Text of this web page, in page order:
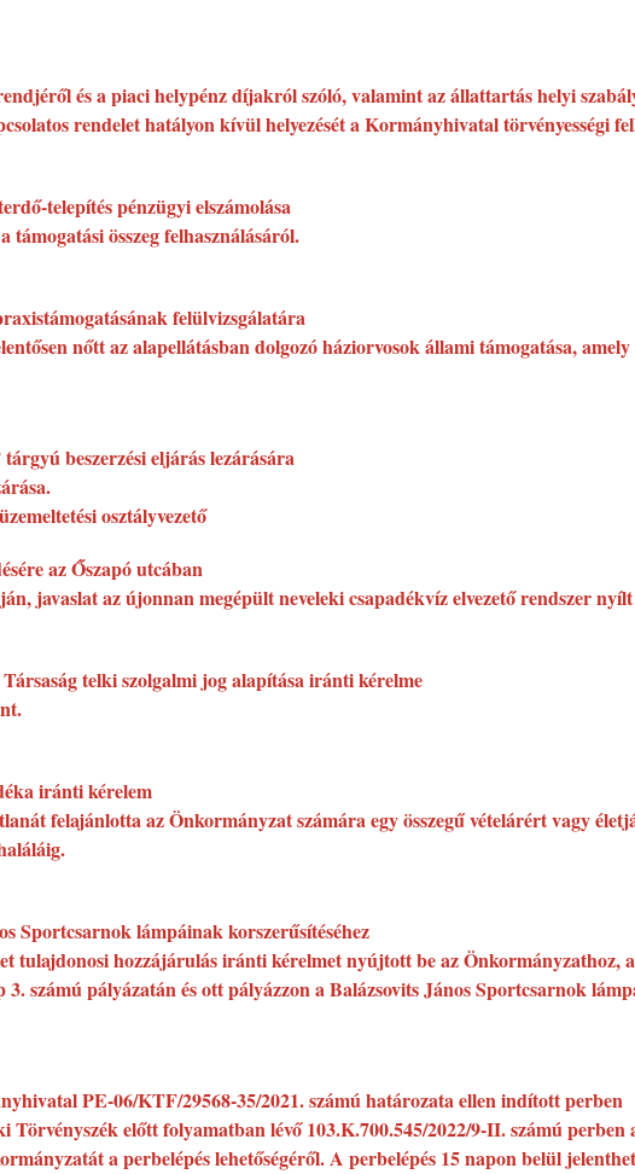
és a piaci helypénz díjakról szóló, valamint az állattartás helyi
rendelet hatályon kívül helyezését a Kormányhivatal törvényességi
telepítés pénzügyi elszámolása
összeg felhasználásáról.
felülvizsgálatára
nőtt az alapellátásban dolgozó háziorvosok állami támogatása,
beszerzési eljárás lezárására
osztályvezető
az Őszapó utcában
javaslat az újonnan megépült neveleki csapadékvíz elvezető rendszer nyílt
telki szolgalmi jog alapítása iránti kérelme
iránti kérelem
felajánlotta az Önkormányzat számára egy összegű vételárért vagy
Sportcsarnok lámpáinak korszerűsítéséhez
tulajdonosi hozzájárulás iránti kérelmet nyújtott be az Önkormányzathoz,
számú pályázatán és ott pályázzon a Balázsovits János Sportcsarnok
PE-06/KTF/29568-35/2021. számú határozata ellen indított perben
előtt folyamatban lévő 103.K.700.545/2022/9-II. számú perben
a perbelépés lehetőségéről. A perbelépés 15 napon belül